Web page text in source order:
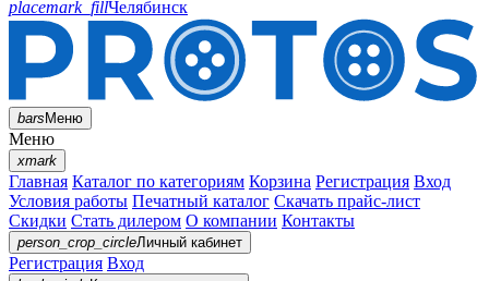
placemark_fillЧелябинск
barsМеню
Меню
xmark
Главная Каталог по категориям Корзина Регистрация Вход
Условия работы Печатный каталог Скачать прайс-лист
Скидки Стать дилером О компании Контакты
person_crop_circleЛичный кабинет
Регистрация Вход